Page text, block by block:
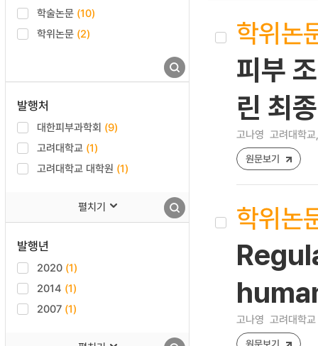
학술논문 (10)
학위논문 (2)
발행처
대한피부과학회 (9)
고려대학교 (1)
고려대학교 대학원 (1)
펼치기
발행년
2020 (1)
2014 (1)
2007 (1)
학위논
피부
린 최
고나영 고려대학
원문보기
학위논
고나영 고려대학